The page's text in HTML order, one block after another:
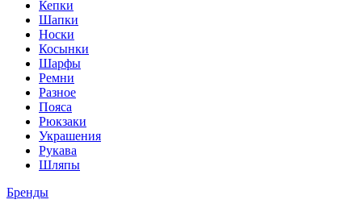
Кепки
Шапки
Носки
Косынки
Шарфы
Ремни
Разное
Пояса
Рюкзаки
Украшения
Рукава
Шляпы
Бренды